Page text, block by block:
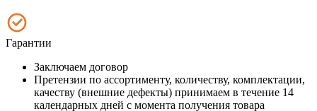
Гарантии
Заключаем договор
Претензии по ассортименту, количеству, комплектации,
качеству (внешние дефекты) принимаем в течение 14
календарных дней с момента получения товара